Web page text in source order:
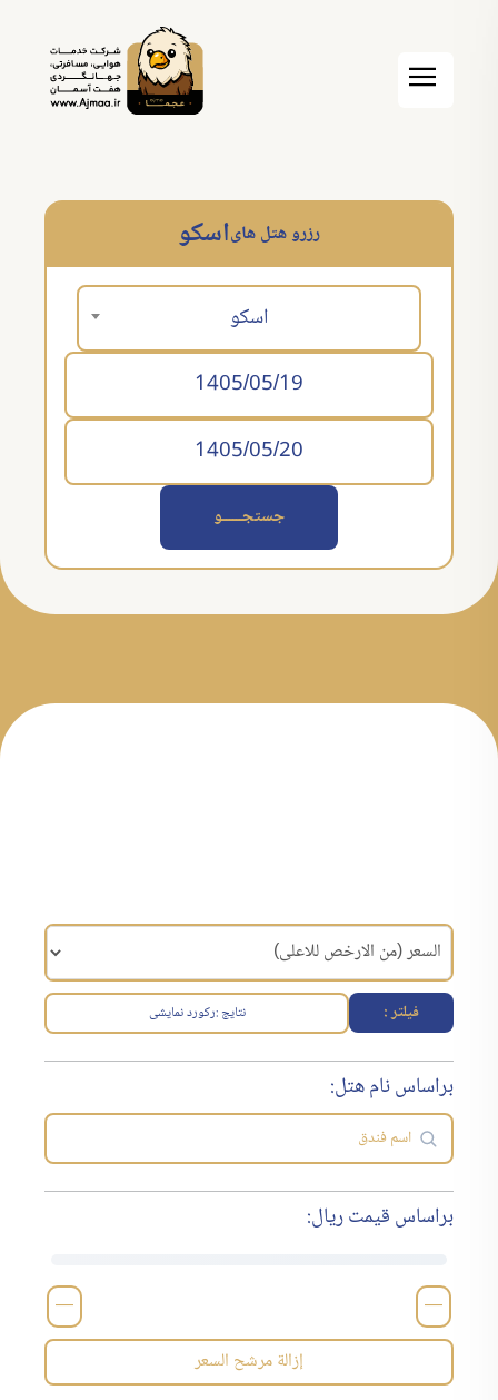
اسکورزرو هتل های
اسکو
جستجــــــو
فیلتر : نتایج :رکورد نمایشی
براساس نام هتل:
براساس قیمت ریال:
—
—
إزالة مرشح السعر